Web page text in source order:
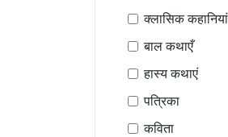
क्लासिक कहानियां
बाल कथाएँ
हास्य कथाएं
पत्रिका
कविता